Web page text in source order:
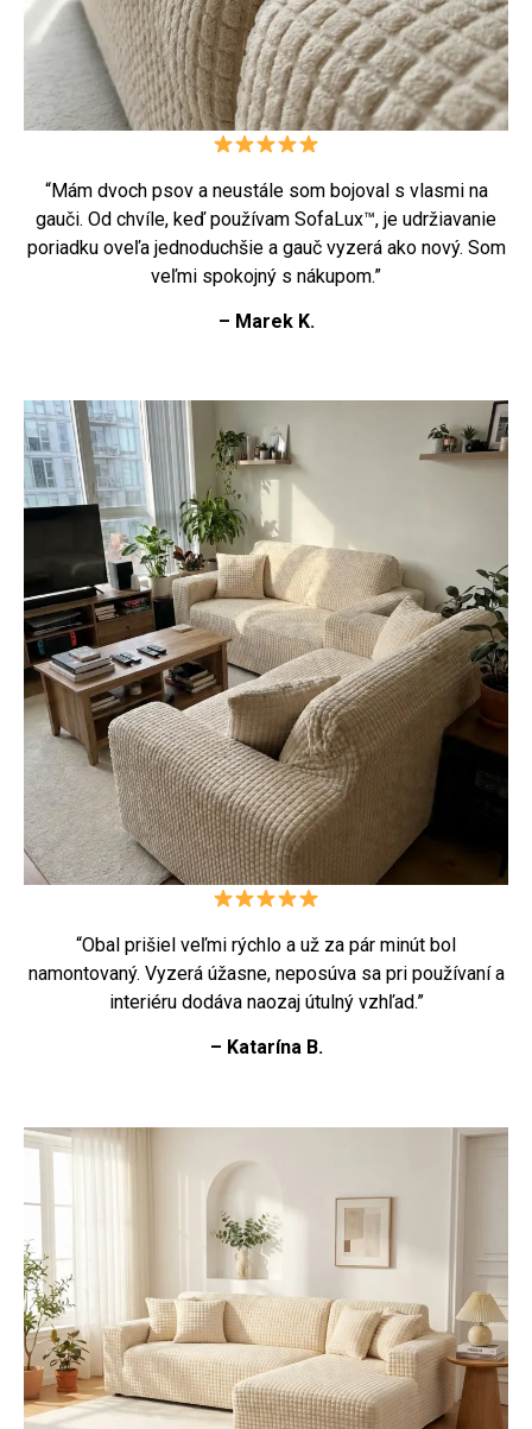
“Mám dvoch psov a neustále som bojoval s vlasmi na
gauči. Od chvíle, keď používam SofaLux™, je udržiavanie
poriadku oveľa jednoduchšie a gauč vyzerá ako nový. Som
veľmi spokojný s nákupom.”
– Marek K.
“Obal prišiel veľmi rýchlo a už za pár minút bol
namontovaný. Vyzerá úžasne, neposúva sa pri používaní a
interiéru dodáva naozaj útulný vzhľad.”
– Katarína B.